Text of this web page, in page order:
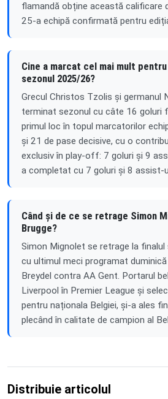
flamandă obține această calificare
25-a echipă confirmată pentru
Cine a marcat cel mai mult
sezonul 2025/26?
Grecul Christos Tzolis și germanul
terminat sezonul cu câte 16 goluri
primul loc în topul marcatorilor
și 21 de pase decisive, cu o
exclusiv în play-off: 7 goluri și 9
a completat cu 7 goluri și 8 assist-
Când și de ce se retrage Simon
Brugge?
Simon Mignolet se retrage la
cu ultimul meci programat
Breydel contra AA Gent. Portarul
Liverpool în Premier League și
pentru naționala Belgiei, și-a ales
plecând în calitate de campion al
Distribuie articolul